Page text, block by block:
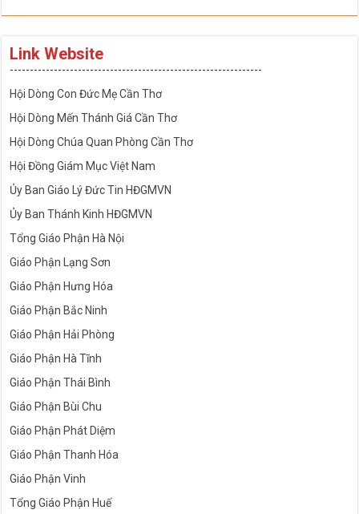
Link Website
---------------------------------------------------------------
Hội Dòng Con Đức Mẹ Cần Thơ
Hội Dòng Mến Thánh Giá Cần Thơ
Hội Dòng Chúa Quan Phòng Cần Thơ
Hội Đồng Giám Mục Việt Nam
Ủy Ban Giáo Lý Đức Tin HĐGMVN
Ủy Ban Thánh Kinh HĐGMVN
Tổng Giáo Phận Hà Nội
Giáo Phận Lạng Sơn
Giáo Phận Hưng Hóa
Giáo Phận Bắc Ninh
Giáo Phận Hải Phòng
Giáo Phận Hà Tĩnh
Giáo Phận Thái Bình
Giáo Phận Bùi Chu
Giáo Phận Phát Diệm
Giáo Phận Thanh Hóa
Giáo Phận Vinh
Tổng Giáo Phận Huế